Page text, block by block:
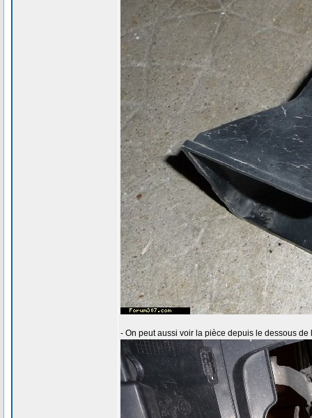
- On peut aussi voir la pièce depuis le dessous